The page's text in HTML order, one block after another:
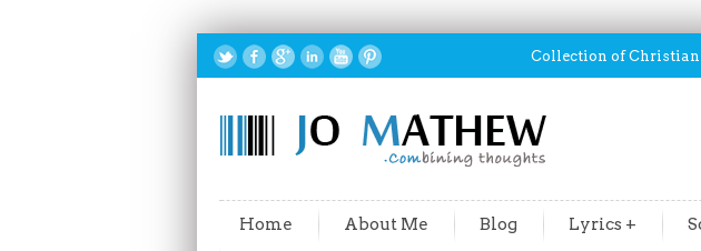
Collection of
Home About Me Blog Lyrics +